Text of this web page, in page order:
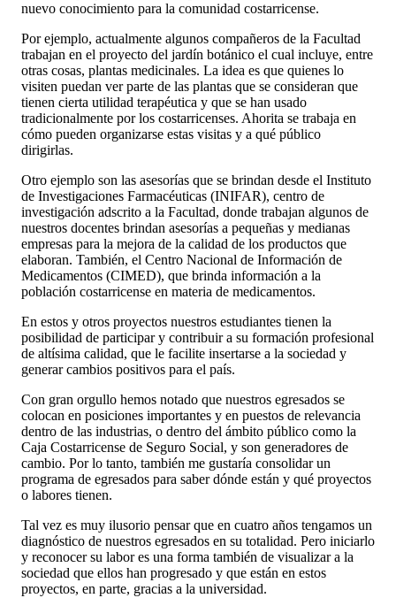
nuevo conocimiento para la comunidad costarricense.
Por ejemplo, actualmente algunos compañeros de la Facultad
trabajan en el proyecto del jardín botánico el cual incluye, entre
otras cosas, plantas medicinales. La idea es que quienes lo
visiten puedan ver parte de las plantas que se consideran que
tienen cierta utilidad terapéutica y que se han usado
tradicionalmente por los costarricenses. Ahorita se trabaja en
cómo pueden organizarse estas visitas y a qué público
dirigirlas.
Otro ejemplo son las asesorías que se brindan desde el Instituto
de Investigaciones Farmacéuticas (INIFAR), centro de
investigación adscrito a la Facultad, donde trabajan algunos de
nuestros docentes brindan asesorías a pequeñas y medianas
empresas para la mejora de la calidad de los productos que
elaboran. También, el Centro Nacional de Información de
Medicamentos (CIMED), que brinda información a la
población costarricense en materia de medicamentos.
En estos y otros proyectos nuestros estudiantes tienen la
posibilidad de participar y contribuir a su formación profesional
de altísima calidad, que le facilite insertarse a la sociedad y
generar cambios positivos para el país.
Con gran orgullo hemos notado que nuestros egresados se
colocan en posiciones importantes y en puestos de relevancia
dentro de las industrias, o dentro del ámbito público como la
Caja Costarricense de Seguro Social, y son generadores de
cambio. Por lo tanto, también me gustaría consolidar un
programa de egresados para saber dónde están y qué proyectos
o labores tienen.
Tal vez es muy ilusorio pensar que en cuatro años tengamos un
diagnóstico de nuestros egresados en su totalidad. Pero iniciarlo
y reconocer su labor es una forma también de visualizar a la
sociedad que ellos han progresado y que están en estos
proyectos, en parte, gracias a la universidad.